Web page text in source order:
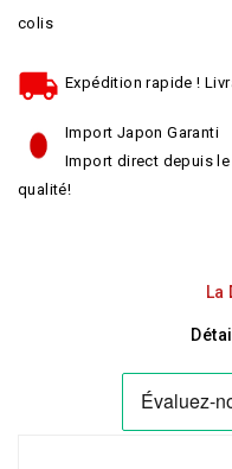
colis
Expédition rapide !
Import Japon Garanti
Import direct depuis
qualité!
La